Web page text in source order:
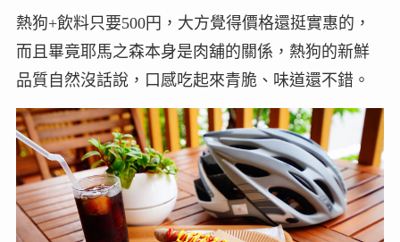
熱狗+飲料只要500円，大方覺得價格還挺實惠的，
而且畢竟耶馬之森本身是肉舖的關係，熱狗的新鮮
品質自然沒話說，口感吃起來青脆、味道還不錯。